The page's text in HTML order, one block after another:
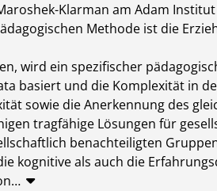
Klarman am Adam
Methode ist die
wird ein spezifischer
basiert und die Komplexität in
sowie die Anerkennung des
tragfähige Lösungen für
benachteiligten
kognitive als auch die
…